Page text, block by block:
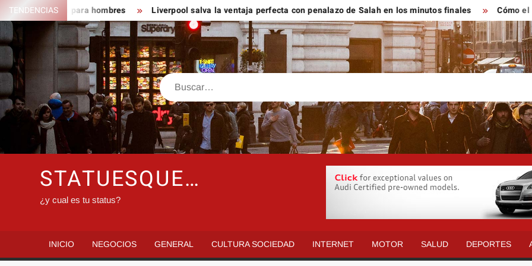
Saltar
al
contenido
TENDENCIAS
perfecta para hombres Liverpool salva la ventaja perfecta con penalazo de Salah en los minutos finales Cómo el
Buscar
STATUESQUE…
¿y cual es tu status?
INICIO NEGOCIOS GENERAL CULTURA SOCIEDAD INTERNET MOTOR SALUD DEPORTES